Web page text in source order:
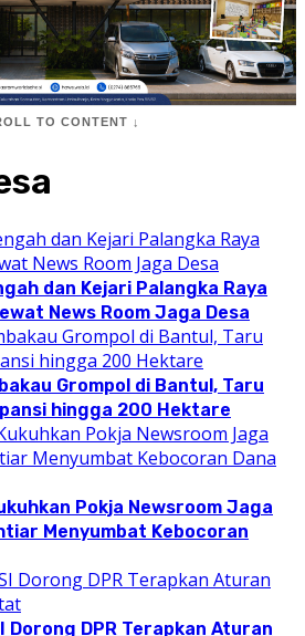
TO CONTENT ↓
dan Kejari Palangka Raya
News Room Jaga Desa
Grompol di Bantul, Taru
hingga 200 Hektare
Pokja Newsroom Jaga
Menyumbat Kebocoran
Dorong DPR Terapkan Aturan